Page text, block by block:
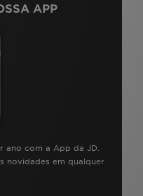
APP
ano com a App da JD.
novidades em qualquer